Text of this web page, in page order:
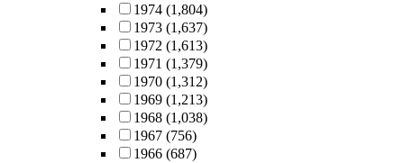
1974 (1,804)
1973 (1,637)
1972 (1,613)
1971 (1,379)
1970 (1,312)
1969 (1,213)
1968 (1,038)
1967 (756)
1966 (687)